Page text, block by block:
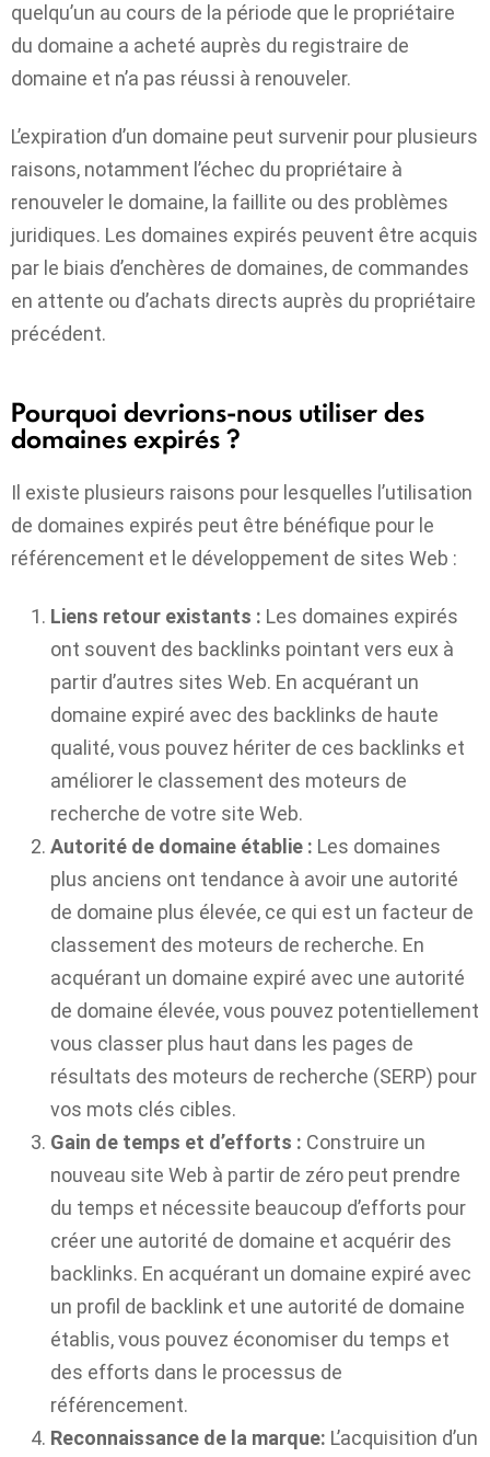
quelqu’un au cours de la période que le propriétaire
du domaine a acheté auprès du registraire de
domaine et n’a pas réussi à renouveler.
L’expiration d’un domaine peut survenir pour plusieurs
raisons, notamment l’échec du propriétaire à
renouveler le domaine, la faillite ou des problèmes
juridiques. Les domaines expirés peuvent être acquis
par le biais d’enchères de domaines, de commandes
en attente ou d’achats directs auprès du propriétaire
précédent.
Pourquoi devrions-nous utiliser des
domaines expirés ?
Il existe plusieurs raisons pour lesquelles l’utilisation
de domaines expirés peut être bénéfique pour le
référencement et le développement de sites Web :
Liens retour existants : Les domaines expirés
ont souvent des backlinks pointant vers eux à
partir d’autres sites Web. En acquérant un
domaine expiré avec des backlinks de haute
qualité, vous pouvez hériter de ces backlinks et
améliorer le classement des moteurs de
recherche de votre site Web.
Autorité de domaine établie : Les domaines
plus anciens ont tendance à avoir une autorité
de domaine plus élevée, ce qui est un facteur de
classement des moteurs de recherche. En
acquérant un domaine expiré avec une autorité
de domaine élevée, vous pouvez potentiellement
vous classer plus haut dans les pages de
résultats des moteurs de recherche (SERP) pour
vos mots clés cibles.
Gain de temps et d’efforts : Construire un
nouveau site Web à partir de zéro peut prendre
du temps et nécessite beaucoup d’efforts pour
créer une autorité de domaine et acquérir des
backlinks. En acquérant un domaine expiré avec
un profil de backlink et une autorité de domaine
établis, vous pouvez économiser du temps et
des efforts dans le processus de
référencement.
Reconnaissance de la marque: L’acquisition d’un